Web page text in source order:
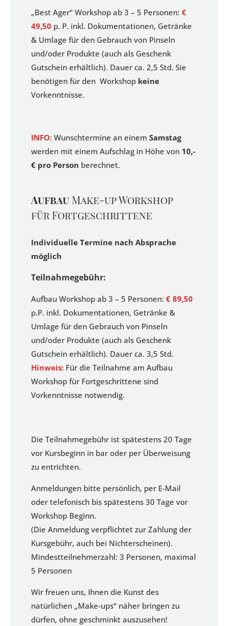
„Best Ager“ Workshop ab 3 – 5 Personen: €
49,50 p. P. inkl. Dokumentationen, Getränke
& Umlage für den Gebrauch von Pinseln
und/oder Produkte (auch als Geschenk
Gutschein erhältlich). Dauer ca. 2,5 Std. Sie
benötigen für den Workshop keine
Vorkenntnisse.
INFO: Wunschtermine an einem Samstag
werden mit einem Aufschlag in Höhe von 10,-
€ pro Person berechnet.
AufbauMake-up Workshop
für Fortgeschrittene
Individuelle Termine nach Absprache
möglich
Teilnahmegebühr:
Aufbau Workshop ab 3 – 5 Personen: € 89,50
p.P. inkl. Dokumentationen, Getränke &
Umlage für den Gebrauch von Pinseln
und/oder Produkte (auch als Geschenk
Gutschein erhältlich). Dauer ca. 3,5 Std.
Hinweis:Für die Teilnahme am Aufbau
Workshop für Fortgeschrittene sind
Vorkenntnisse notwendig.
Die Teilnahmegebühr ist spätestens 20 Tage
vor Kursbeginn in bar oder per Überweisung
zu entrichten.
Anmeldungen bitte persönlich, per E-Mail
oder telefonisch bis spätestens 30 Tage vor
Workshop Beginn.
(Die Anmeldung verpflichtet zur Zahlung der
Kursgebühr, auch bei Nichterscheinen).
Mindestteilnehmerzahl: 3 Personen, maximal
5 Personen
Wir freuen uns, Ihnen die Kunst des
natürlichen „Make-ups“ näher bringen zu
dürfen, ohne geschminkt auszusehen!